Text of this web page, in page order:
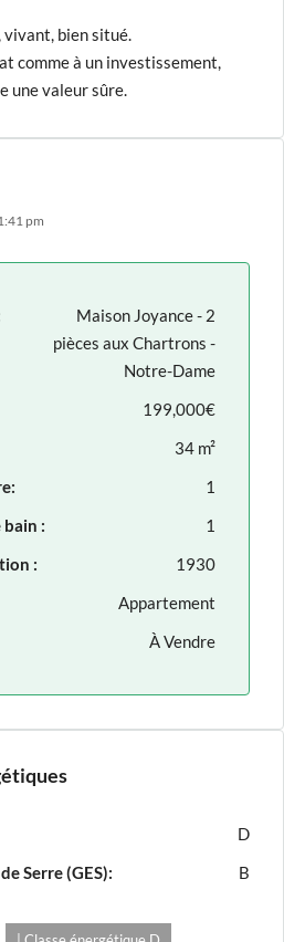
bien situé.
comme à un investissement,
une valeur sûre.
pm
Maison Joyance - 2
pièces aux Chartrons -
Notre-Dame
199,000€
34 m²
1
Nombre de salle de bain :
1
:
1930
Appartement
À Vendre
D
Serre (GES):
B